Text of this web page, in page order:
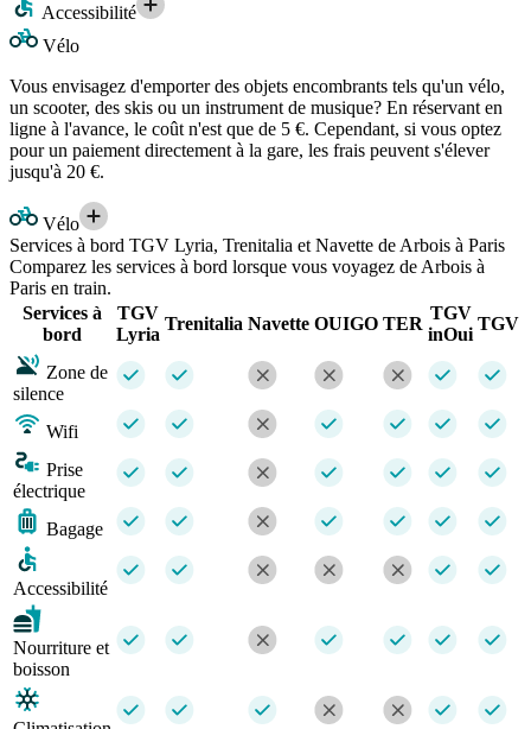
Accessibilité
Vélo
Vous envisagez d'emporter des objets encombrants tels qu'un vélo,
un scooter, des skis ou un instrument de musique? En réservant en
ligne à l'avance, le coût n'est que de 5 €. Cependant, si vous optez
pour un paiement directement à la gare, les frais peuvent s'élever
jusqu'à 20 €.
Vélo
Services à bord TGV Lyria, Trenitalia et Navette de Arbois à Paris
Comparez les services à bord lorsque vous voyagez de Arbois à
Paris en train.
Services à
bord
TGV
Lyria
Trenitalia Navette OUIGO TER
TGV
inOui
TGV
Zone de
silence
Wifi
Prise
électrique
Bagage
Accessibilité
Nourriture et
boisson